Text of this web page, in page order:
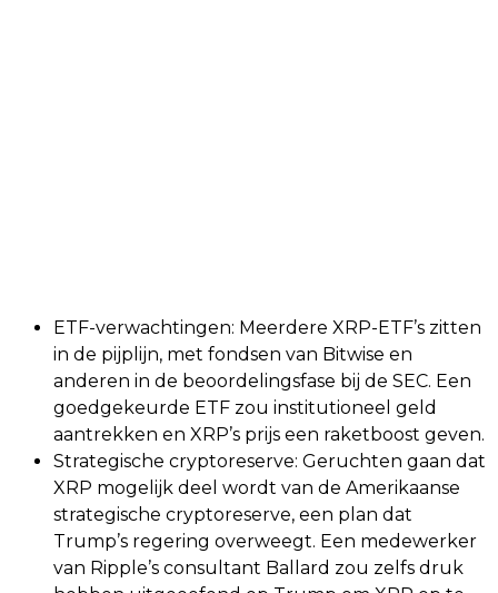
ETF-verwachtingen: Meerdere XRP-ETF’s zitten
in de pijplijn, met fondsen van Bitwise en
anderen in de beoordelingsfase bij de SEC. Een
goedgekeurde ETF zou institutioneel geld
aantrekken en XRP’s prijs een raketboost geven.
Strategische cryptoreserve: Geruchten gaan dat
XRP mogelijk deel wordt van de Amerikaanse
strategische cryptoreserve, een plan dat
Trump’s regering overweegt. Een medewerker
van Ripple’s consultant Ballard zou zelfs druk